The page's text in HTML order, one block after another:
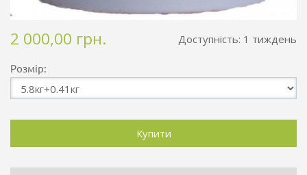
Доступність: 1 тиждень
2 000,00 грн.
Розмір: